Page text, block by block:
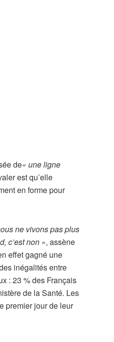
de« une ligne
est qu’elle
en forme pour
ne vivons pas plus
c’est non », assène
effet gagné une
inégalités entre
: 23 % des Français
de la Santé. Les
premier jour de leur